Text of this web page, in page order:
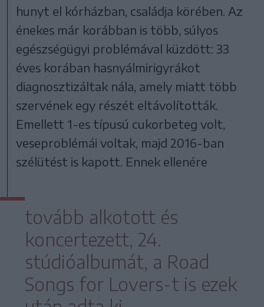
hunyt el kórházban, családja körében. Az
énekes már korábban is több, súlyos
egészségügyi problémával küzdött: 33
éves korában hasnyálmirigyrákot
diagnosztizáltak nála, amely miatt több
szervének egy részét eltávolították.
Emellett 1-es típusú cukorbeteg volt,
veseproblémái voltak, majd 2016-ban
szélütést is kapott. Ennek ellenére
tovább alkotott és
koncertezett, 24.
stúdióalbumát, a Road
Songs for Lovers-t is ezek